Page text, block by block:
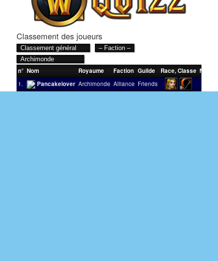
Classement des joueurs
n° Nom Royaume Faction Guilde Race,Classe
1. Pancakelover Archimonde Alliance Friends